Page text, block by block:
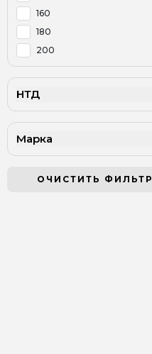
160
180
200
225
315
355
450
НТД
Марка
ОЧИСТИТЬ ФИЛЬТР